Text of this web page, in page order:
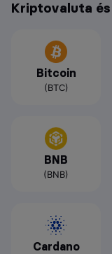
Kriptovaluta
Bitcoin
(BTC)
BNB
(BNB)
Cardano